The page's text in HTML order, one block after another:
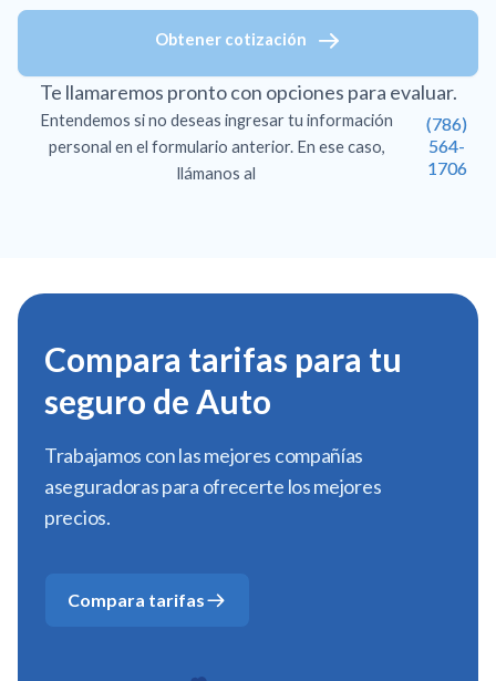
Obtener cotización
Te llamaremos pronto con opciones para evaluar.
Entendemos si no deseas ingresar tu información
personal en el formulario anterior. En ese caso,
llámanos al
(786)
564-
1706
Compara tarifas para tu
seguro de Auto
Trabajamos con las mejores compañías
aseguradoras para ofrecerte los mejores
precios.
Compara tarifas